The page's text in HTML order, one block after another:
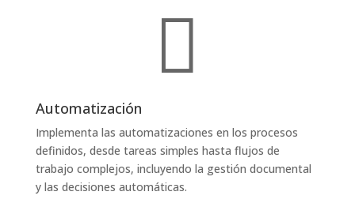

Automatización
Implementa las automatizaciones en los procesos
definidos, desde tareas simples hasta flujos de
trabajo complejos, incluyendo la gestión documental
y las decisiones automáticas.